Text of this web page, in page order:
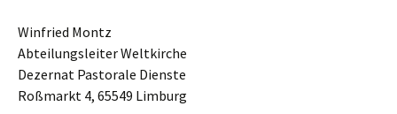
Winfried Montz
Abteilungsleiter Weltkirche
Dezernat Pastorale Dienste
Roßmarkt 4, 65549 Limburg